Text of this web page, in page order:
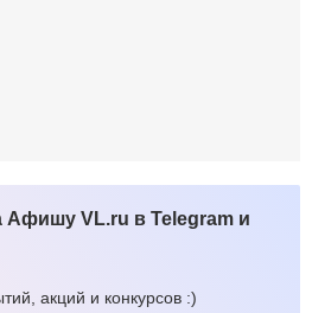
Афишу VL.ru в Telegram и
акций и конкурсов :)